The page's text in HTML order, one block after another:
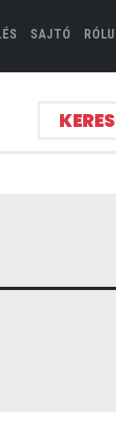
SAJTÓ